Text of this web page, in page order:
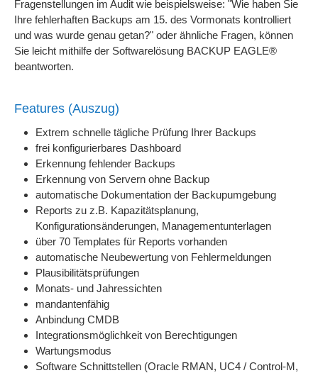
Fragenstellungen im Audit wie beispielsweise: "Wie haben Sie
Ihre fehlerhaften Backups am 15. des Vormonats kontrolliert
und was wurde genau getan?" oder ähnliche Fragen, können
Sie leicht mithilfe der Softwarelösung BACKUP EAGLE®
beantworten.
Features (Auszug)
Extrem schnelle tägliche Prüfung Ihrer Backups
frei konfigurierbares Dashboard
Erkennung fehlender Backups
Erkennung von Servern ohne Backup
automatische Dokumentation der Backupumgebung
Reports zu z.B. Kapazitätsplanung,
Konfigurationsänderungen, Managementunterlagen
über 70 Templates für Reports vorhanden
automatische Neubewertung von Fehlermeldungen
Plausibilitätsprüfungen
Monats- und Jahressichten
mandantenfähig
Anbindung CMDB
Integrationsmöglichkeit von Berechtigungen
Wartungsmodus
Software Schnittstellen (Oracle RMAN, UC4 / Control-M,